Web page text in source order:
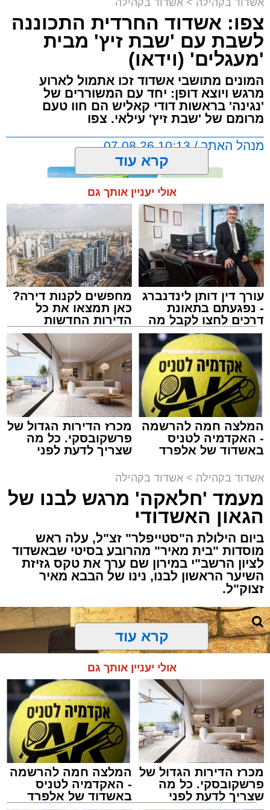
צפו: אשדוד החרדית התכוננה
לשבת עם 'שבת זיץ' מבית
'מעגלים' (וידאו)
המונים מתושבי אשדוד זכו אתמול לארוע
מרגש ויוצא דופן: יחד עם המשוררים של
'נגינה' בראשות דודי קאליש הם חוו טעם
מרומם של 'שבת זיץ' עילאי. צפו
מנהל האתר / 10:13 07.08.26
תגים:אשדוד, מעגלים דודי קאליש
זה היה ארוע יוצא דופן. בלי מילים.
במשך שעות ארוכות של ליל שישי, נהנו המונים
מתושבי אשדוד מהארוע המרכזי של 'מעגלים'.
ואכן, כפי שהובטח, לא היה מדובר במופע שגרתי,
אלא במעמד של טיש חסידי אותנטי, שהצליח
לסחוף אליו את ההמונים מעומק ימי החולין - אל
תוך האווירה השבתית של חצרות הקודש.
המעמד, שהתקיים ביוזמת 'מעגלים', נערך
בראשות בעל המנגן ר' דודי קאליש, שידוע
בכישרונו להגיש יצירות עומק ברגש יהודי לוהט
ופנימי, כשלצידו ליד השולחן הסיבו, חבושי
שטריימלך, מקהלת "נגינה" המפוארת בליווי הרכב
מוזיקלי מורחב. ואכן, בשעות הבאות נסחפו
המשתתפים על גבי צליליה הענוגים של שבת
קודש, כשהם נהנים וחווים מקרוב את יצירות
המופת ממיטב חצרות החסידות, בהן בעלזא,
קרא עוד
אולי יעניין אותך גם
עורך דין דותן לינדנברג
- נפגעתם בתאונת
דרכים לחצו לקבל מה
שמגיע לכם
מחפשים לקנות דירה?
כאן תמצאו את כל
הדירות החדשות
למכירה באשדוד >>>
המלצה חמה להרשמה
- האקדמיה לטניס
באשדוד של אלפרד
מכרז הדירות הגדול של
פרשקובסקי. כל מה
שצריך לדעת לפני
באשדוד
אשדוד בקהילה > אשדוד בקהילה
מעמד 'חלאקה' מרגש לבנו של
הגאון האשדודי
ביום הילולת ה"סטייפלר" זצ"ל, עלה ראש
מוסדות "בית מאיר" מהרובע בסיטי שבאשדוד
לציון הרשב"י במירון שם ערך את טקס גזיזת
השיער הראשון לבנו, נינו של הבבא מאיר
זצוק"ל.
קרא עוד
אולי יעניין אותך גם
מכרז הדירות הגדול של
פרשקובסקי. כל מה
שצריך לדעת לפני
המלצה חמה להרשמה
- האקדמיה לטניס
באשדוד של אלפרד